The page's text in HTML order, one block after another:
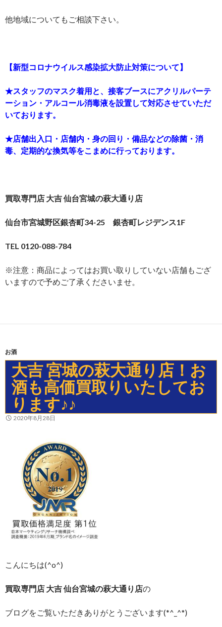
他地域についてもご相談下さい。
【新型コロナウイルス感染拡大防止対策について】
★スタッフのマスク着用と、接客ブースにアクリルパーテ
ーション・アルコール消毒液を設置して対応させていただ
いております。
★店舗出入口・店舗内・身の回り・備品などの除菌・消
毒、定期的な換気等をこまめに行っております。
買取専門店 大吉 仙台宮城の萩大通り店
仙台市宮城野区銀杏町34-25 銀杏町レジデンス1F
TEL 0120-088-784
※注意：商品によってはお買い取りしていない店舗もござ
いますので予めご了承くださいませ。
お酒
大吉 宮城の萩大通り店！お
酒も高価買取りいたしてお
ります♪♪
2020年8月28日
こんにちは(^o^)
買取専門店 大吉 仙台宮城の萩大通り店の
ブログをご覧いただきありがとうございます(*^_^*)